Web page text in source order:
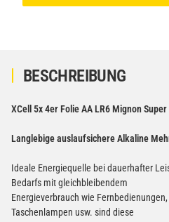
BESCHREIBUNG
XCell 5x 4er Folie AA LR6 Mignon
Langlebige auslaufsichere Alkaline
Ideale Energiequelle bei dauerhafter
Bedarfs mit gleichbleibendem
Energieverbrauch wie
Taschenlampen usw. sind diese